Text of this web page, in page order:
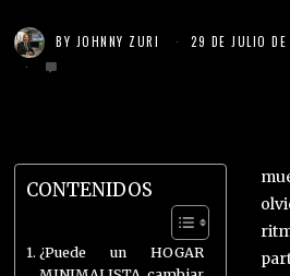
BY JOHNNY ZURI 29 DE JULIO
CONTENIDOS
¿Puede un HOGAR